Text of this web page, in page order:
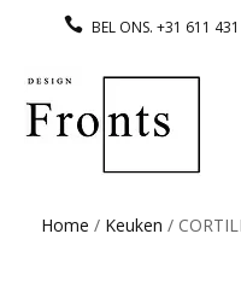
BEL ONS. +31 611
Home / Keuken /